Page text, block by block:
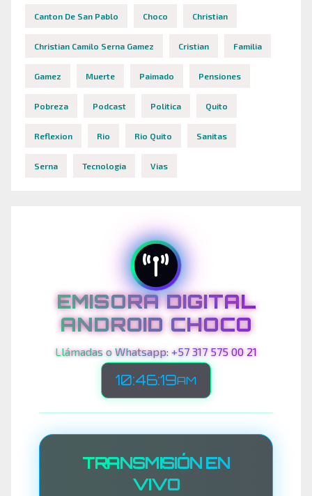
Canton De San Pablo Choco Christian
Christian Camilo Serna Gamez Cristian Familia
Gamez Muerte Paimado Pensiones
Pobreza Podcast Politica Quito
Reflexion Rio Rio Quito Sanitas
Serna Tecnologia Vias
EMISORA DIGITAL
ANDROID CHOCO
Llámadas o Whatsapp: +57 317 575 00 21
10:46:21AM
TRANSMISIÓN EN
VIVO